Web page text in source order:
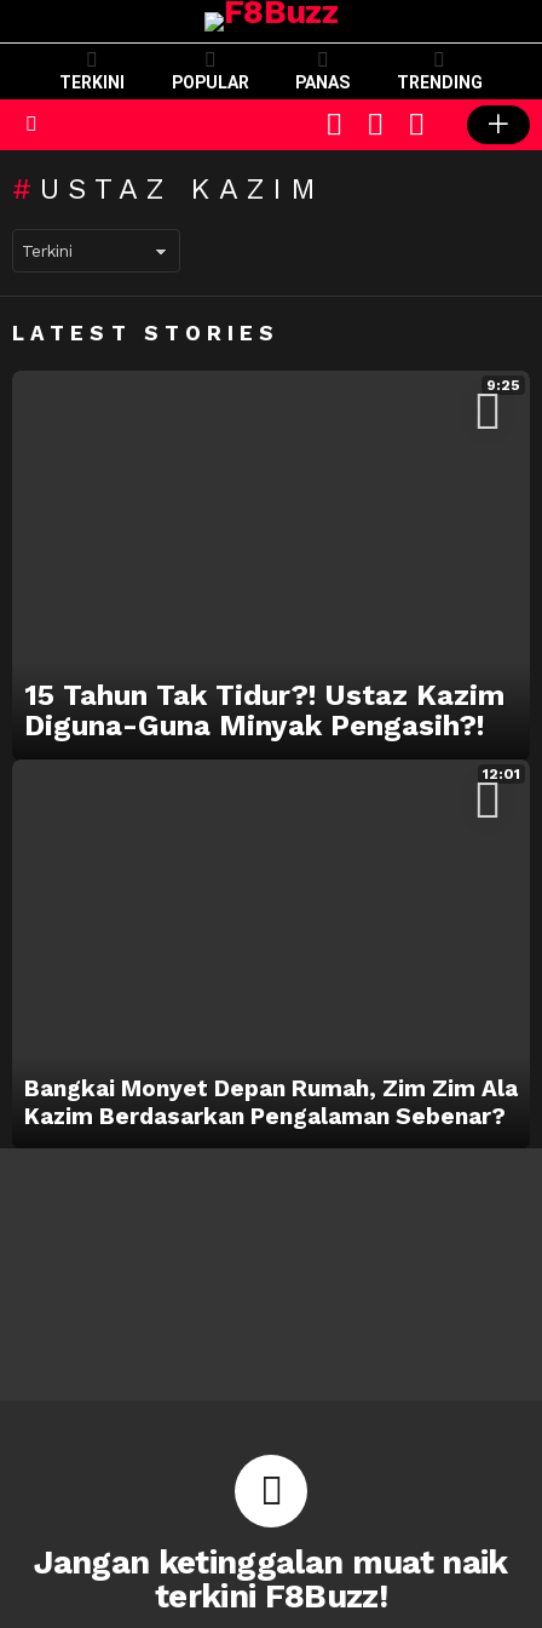
TERKINI POPULAR PANAS TRENDING
SWITCH
SKIN
CART LOGIN
USTAZ KAZIM
LATEST STORIES
9:25
15 Tahun Tak Tidur?! Ustaz Kazim
Diguna-Guna Minyak Pengasih?!
12:01
Bangkai Monyet Depan Rumah, Zim Zim Ala
Kazim Berdasarkan Pengalaman Sebenar?
Jangan ketinggalan muat naik
terkini F8Buzz!